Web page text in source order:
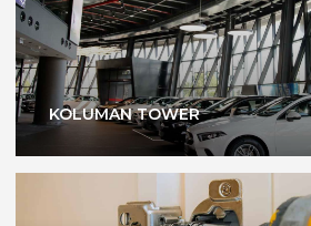
KOLUMAN TOWER